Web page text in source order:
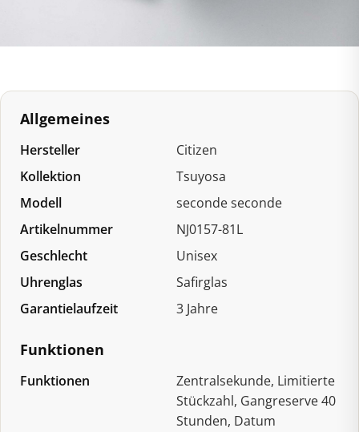
Allgemeines
Hersteller
Citizen
Kollektion
Tsuyosa
Modell
seconde seconde
Artikelnummer
NJ0157-81L
Geschlecht
Unisex
Uhrenglas
Safirglas
Garantielaufzeit
3 Jahre
Funktionen
Funktionen
Zentralsekunde, Limitierte
Stückzahl, Gangreserve 40
Stunden, Datum